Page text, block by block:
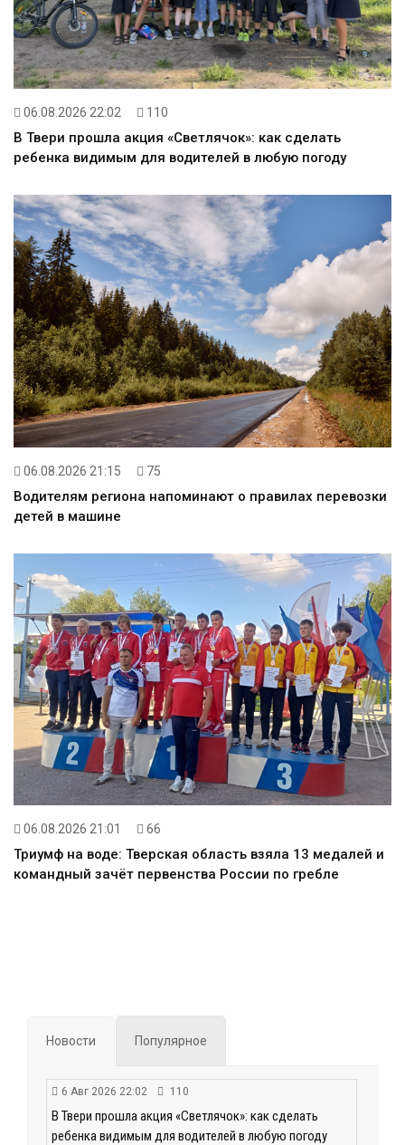
06.08.2026 22:02 110
В Твери прошла акция «Светлячок»: как сделать
ребенка видимым для водителей в любую погоду
06.08.2026 21:15 75
Водителям региона напоминают о правилах перевозки
детей в машине
06.08.2026 21:01 66
Триумф на воде: Тверская область взяла 13 медалей и
командный зачёт первенства России по гребле
Новости Популярное
6 Авг 2026 22:02 110
В Твери прошла акция «Светлячок»: как сделать
ребенка видимым для водителей в любую погоду